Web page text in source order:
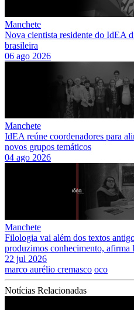
Manchete
Nova cientista residente do IdEA
brasileira
06 ago 2026
Manchete
IdEA reúne coordenadores para
novos grupos temáticos
04 ago 2026
Manchete
Filologia vai além dos textos
produzimos conhecimento, afirma
22 jul 2026
marco aurélio cremasco oco
Notícias Relacionadas